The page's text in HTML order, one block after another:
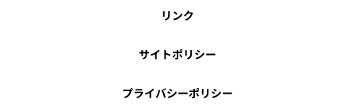
リンク
サイトポリシー
プライバシーポリシー